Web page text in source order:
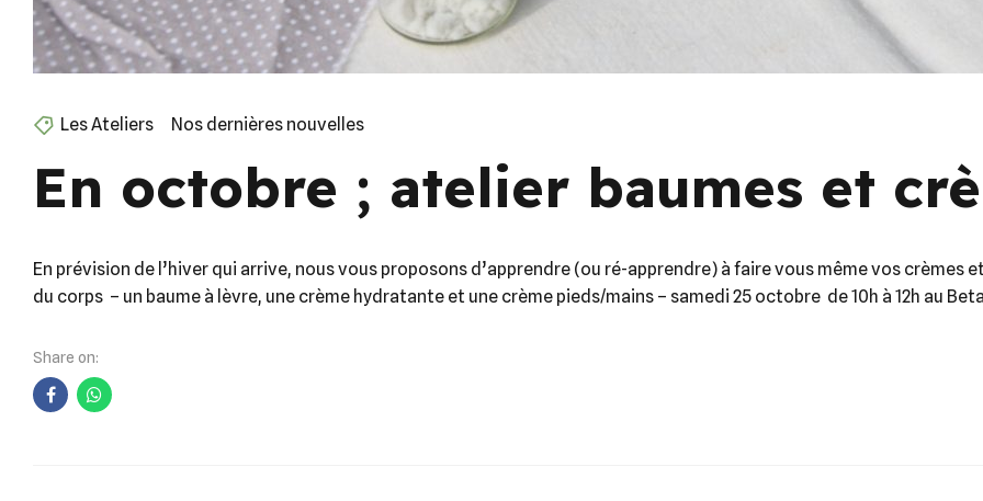
Les Ateliers Nos dernières nouvelles
En octobre ; atelier baumes et
En prévision de l’hiver qui arrive, nous vous proposons d’apprendre (ou ré-apprendre) à faire vous même vos crèmes
du corps – un baume à lèvre, une crème hydratante et une crème pieds/mains – samedi 25 octobre de 10h à 12h au
Share on: